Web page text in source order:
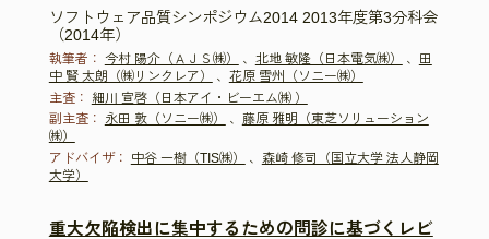
ソフトウェア品質シンポジウム2014 2013年度第3分科会
（2014年）
執筆者： 今村 陽介（ＡＪＳ㈱） 、 北地 敏隆（日本電気㈱） 、 田
中 賢 太朗（㈱リンクレア）
、 花原 雪州（ソニー㈱）
主査：
細川 宣啓（日本アイ・ビーエム㈱ ）
副主査：
永田 敦（ソニー㈱） 、 藤原 雅明（東芝ソリューション
㈱）
アドバイザ：
中谷 一樹（TIS㈱） 、 森崎 修司（国立大学 法人静岡
大学）
重大欠陥検出に集中するための問診に基づくレビ